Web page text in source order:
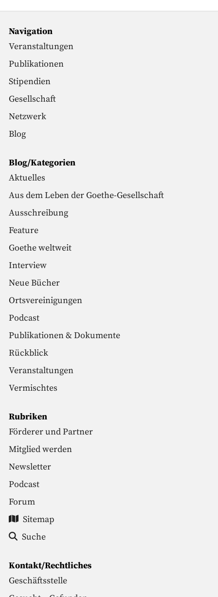
Navigation
Veranstaltungen
Publikationen
Stipendien
Gesellschaft
Netzwerk
Blog
Blog/Kategorien
Aktuelles
Aus dem Leben der Goethe-Gesellschaft
Ausschreibung
Feature
Goethe weltweit
Interview
Neue Bücher
Ortsvereinigungen
Podcast
Publikationen & Dokumente
Rückblick
Veranstaltungen
Vermischtes
Rubriken
Förderer und Partner
Mitglied werden
Newsletter
Podcast
Forum
Sitemap
Suche
Kontakt/Rechtliches
Geschäftsstelle